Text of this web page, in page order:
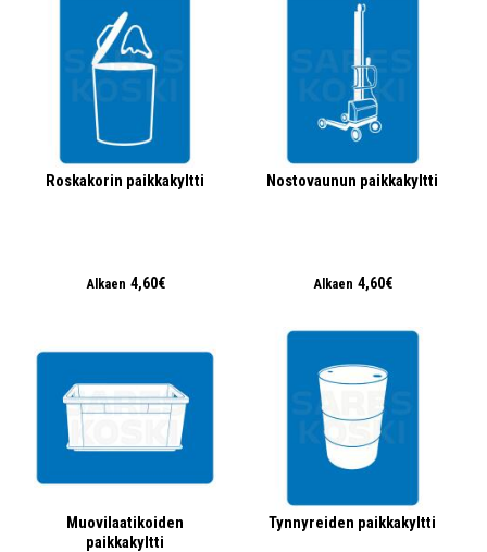
Roskakorin paikkakyltti
Alkaen 4,60€
Nostovaunun paikkakyltti
Alkaen 4,60€
Muovilaatikoiden
paikkakyltti
Tynnyreiden paikkakyltti